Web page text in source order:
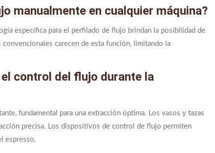
manualmente en cualquier máquina?
específica para el perfilado de flujo brindan la posibilidad de
carecen de esta función, limitando la
control del flujo durante la
fundamental para una extracción óptima. Los vasos y tazas
precisa. Los dispositivos de control de flujo permiten
espresso.